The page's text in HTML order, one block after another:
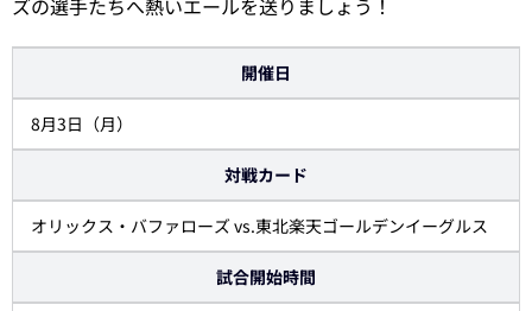
ズの選手たちへ熱いエールを送りましょう！
開催日
8月3日（月）
対戦カード
オリックス・バファローズ vs.東北楽天ゴールデンイーグルス
試合開始時間